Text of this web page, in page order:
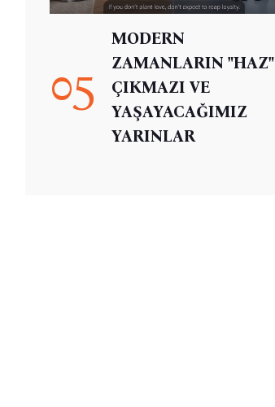
05
MODERN
ZAMANLARIN "HAZ"
ÇIKMAZI VE
YAŞAYACAĞIMIZ
YARINLAR